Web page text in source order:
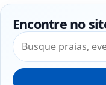
Encontre no
Pesquisar por: